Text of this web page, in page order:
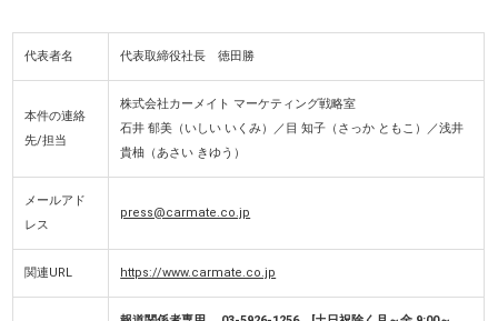
代表者名 代表取締役社長 徳田勝
本件の連絡
先/担当
株式会社カーメイト マーケティング戦略室
石井 郁美（いしい いくみ）／目 知子（さっか ともこ）／浅井
貴柚（あさい きゆう）
メールアド
レス
press@carmate.co.jp
関連URL https://www.carmate.co.jp